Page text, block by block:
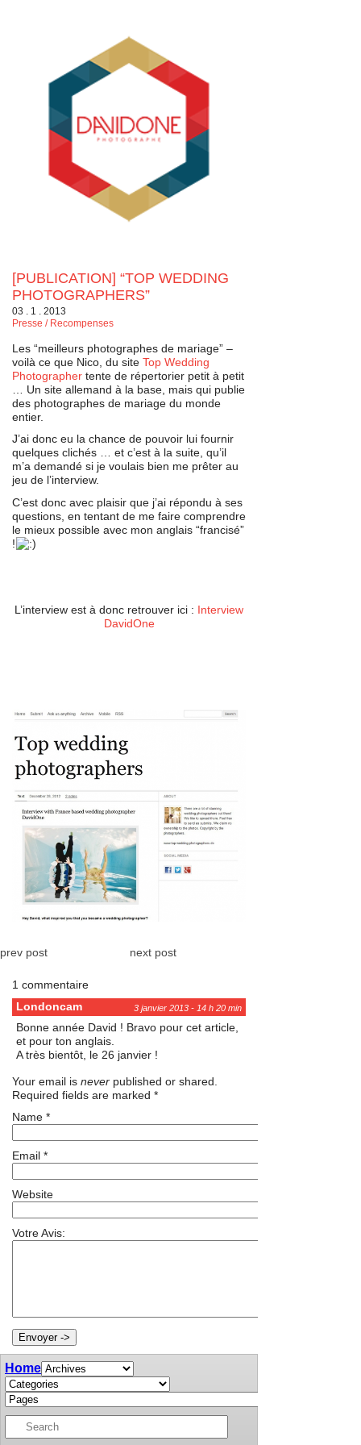
[PUBLICATION] “TOP WEDDING
PHOTOGRAPHERS”
03 . 1 . 2013
Presse / Recompenses
Les “meilleurs photographes de mariage” –
voilà ce que Nico, du site Top Wedding
Photographer tente de répertorier petit à petit
… Un site allemand à la base, mais qui publie
des photographes de mariage du monde
entier.
J’ai donc eu la chance de pouvoir lui fournir
quelques clichés … et c’est à la suite, qu’il
m’a demandé si je voulais bien me prêter au
jeu de l’interview.
C’est donc avec plaisir que j’ai répondu à ses
questions, en tentant de me faire comprendre
le mieux possible avec mon anglais “francisé”
!
L’interview est à donc retrouver ici : Interview
DavidOne
prev post next post
1 commentaire
Londoncam
3 janvier 2013 - 14 h 20 min
Bonne année David ! Bravo pour cet article,
et pour ton anglais.
A très bientôt, le 26 janvier !
Your email is never published or shared.
Required fields are marked *
Name *
Email *
Website
Votre Avis:
Home